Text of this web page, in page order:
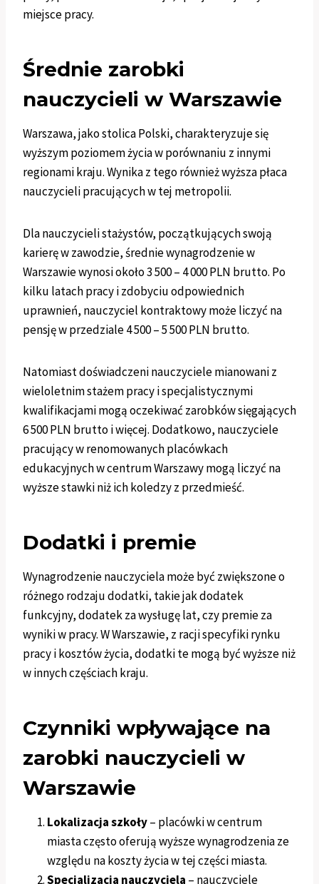
miejsce pracy.
Średnie zarobki
nauczycieli w Warszawie
Warszawa, jako stolica Polski, charakteryzuje się
wyższym poziomem życia w porównaniu z innymi
regionami kraju. Wynika z tego również wyższa płaca
nauczycieli pracujących w tej metropolii.
Dla nauczycieli stażystów, początkujących swoją
karierę w zawodzie, średnie wynagrodzenie w
Warszawie wynosi około 3 500 – 4 000 PLN brutto. Po
kilku latach pracy i zdobyciu odpowiednich
uprawnień, nauczyciel kontraktowy może liczyć na
pensję w przedziale 4 500 – 5 500 PLN brutto.
Natomiast doświadczeni nauczyciele mianowani z
wieloletnim stażem pracy i specjalistycznymi
kwalifikacjami mogą oczekiwać zarobków sięgających
6 500 PLN brutto i więcej. Dodatkowo, nauczyciele
pracujący w renomowanych placówkach
edukacyjnych w centrum Warszawy mogą liczyć na
wyższe stawki niż ich koledzy z przedmieść.
Dodatki i premie
Wynagrodzenie nauczyciela może być zwiększone o
różnego rodzaju dodatki, takie jak dodatek
funkcyjny, dodatek za wysługę lat, czy premie za
wyniki w pracy. W Warszawie, z racji specyfiki rynku
pracy i kosztów życia, dodatki te mogą być wyższe niż
w innych częściach kraju.
Czynniki wpływające na
zarobki nauczycieli w
Warszawie
Lokalizacja szkoły– placówki w centrum
miasta często oferują wyższe wynagrodzenia ze
względu na koszty życia w tej części miasta.
Specjalizacja nauczyciela – nauczyciele